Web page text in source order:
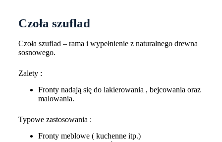
Czoła szuflad
Czoła szuflad – rama i wypełnienie z naturalnego drewna
sosnowego.
Zalety :
Fronty nadają się do lakierowania , bejcowania oraz
malowania.
Typowe zastosowania :
Fronty meblowe ( kuchenne itp.)